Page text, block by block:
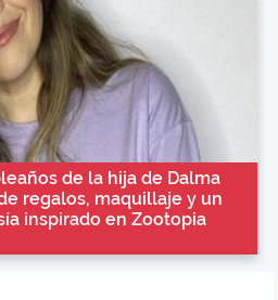
de la hija de Dalma
regalos, maquillaje y un
inspirado en Zootopia